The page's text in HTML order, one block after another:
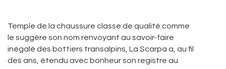
Temple de la chaussure classe de qualité comme
le suggère son nom renvoyant au savoir-faire
inégalé des bottiers transalpins, La Scarpa a, au fil
des ans, étendu avec bonheur son registre au